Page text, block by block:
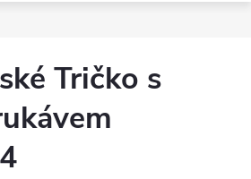
Tričko s